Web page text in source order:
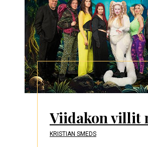
Viidakon villit
KRISTIAN SMEDS